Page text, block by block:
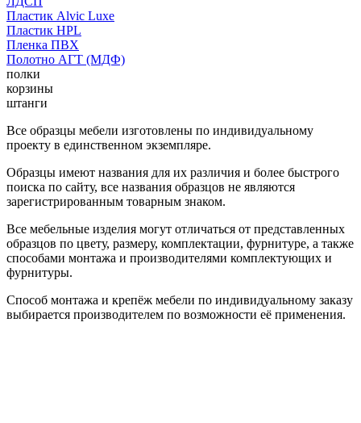
Пластик Alvic Luxe
Пластик HPL
Пленка ПВХ
Полотно АГТ (МДФ)
полки
корзины
штанги
Все образцы мебели изготовлены по индивидуальному
проекту в единственном экземпляре.
Образцы имеют названия для их различия и более быстрого
поиска по сайту, все названия образцов не являются
зарегистрированным товарным знаком.
Все мебельные изделия могут отличаться от представленных
образцов по цвету, размеру, комплектации, фурнитуре, а также
способами монтажа и производителями комплектующих и
фурнитуры.
Способ монтажа и крепёж мебели по индивидуальному заказу
выбирается производителем по возможности её применения.